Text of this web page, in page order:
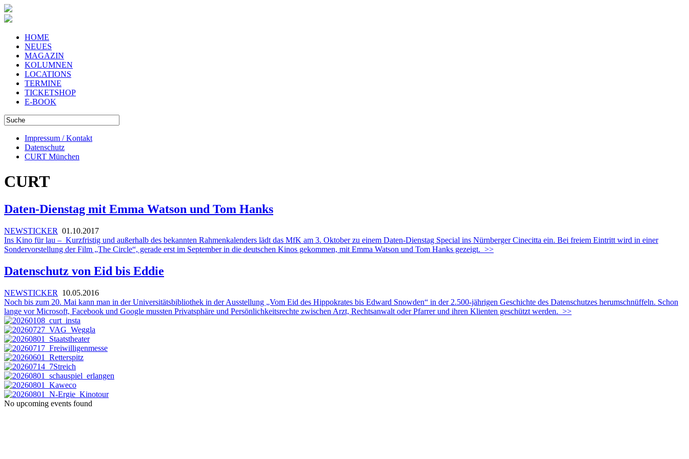
HOME
NEUES
MAGAZIN
KOLUMNEN
LOCATIONS
TERMINE
TICKETSHOP
E-BOOK
Impressum / Kontakt
Datenschutz
CURT München
CURT
Daten-Dienstag mit Emma Watson und Tom Hanks
NEWSTICKER 01.10.2017
Ins Kino für lau – Kurzfristig und außerhalb des bekannten Rahmenkalenders lädt das MfK am 3. Oktober zu einem Daten-Dienstag Special ins Nürnberger Cinecitta ein. Bei freiem Eintritt wird in einer
Sondervorstellung der Film „The Circle“, gerade erst im September in die deutschen Kinos gekommen, mit Emma Watson und Tom Hanks gezeigt. >>
Datenschutz von Eid bis Eddie
NEWSTICKER
10.05.2016
Noch bis zum 20. Mai kann man in der Universitätsbibliothek in der Ausstellung „Vom Eid des Hippokrates bis Edward Snowden“ in der 2.500-jährigen Geschichte des Datenschutzes herumschnüffeln. Schon
lange vor Microsoft, Facebook und Google mussten Privatsphäre und Persönlichkeitsrechte zwischen Arzt, Rechtsanwalt oder Pfarrer und ihren Klienten geschützt werden. >>
No upcoming events found